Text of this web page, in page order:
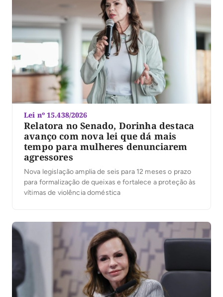
Lei nº 15.438/2026
Relatora no Senado, Dorinha destaca
avanço com nova lei que dá mais
tempo para mulheres denunciarem
agressores
Nova legislação amplia de seis para 12 meses o prazo
para formalização de queixas e fortalece a proteção às
vítimas de violência doméstica